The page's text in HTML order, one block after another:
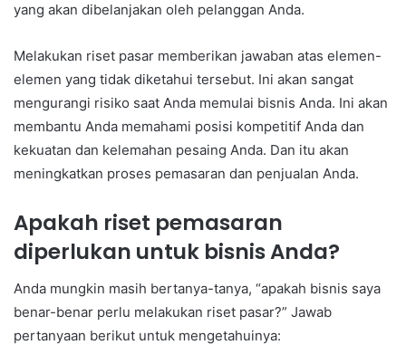
yang akan dibelanjakan oleh pelanggan Anda.
Melakukan riset pasar memberikan jawaban atas elemen-
elemen yang tidak diketahui tersebut. Ini akan sangat
mengurangi risiko saat Anda memulai bisnis Anda. Ini akan
membantu Anda memahami posisi kompetitif Anda dan
kekuatan dan kelemahan pesaing Anda. Dan itu akan
meningkatkan proses pemasaran dan penjualan Anda.
Apakah riset pemasaran
diperlukan untuk bisnis Anda?
Anda mungkin masih bertanya-tanya, “apakah bisnis saya
benar-benar perlu melakukan riset pasar?” Jawab
pertanyaan berikut untuk mengetahuinya: